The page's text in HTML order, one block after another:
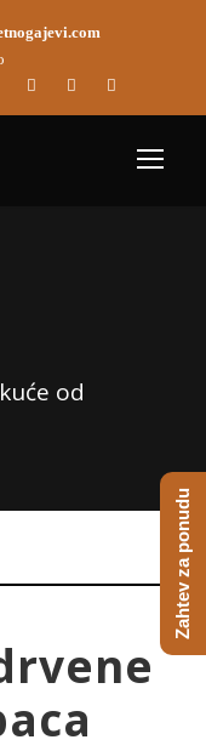
od
Zahtev za ponudu